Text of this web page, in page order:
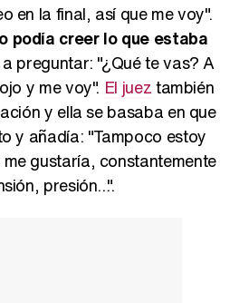
en la final, así que me voy".
podía creer lo que estaba
preguntar: "¿Qué te vas? A
y me voy". El jueztambién
y ella se basaba en que
y añadía: "Tampoco estoy
gustaría, constantemente
presión...".